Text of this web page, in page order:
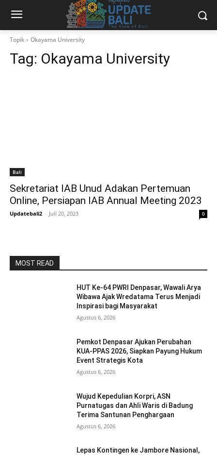
Topik Okayama University
Tag: Okayama University
Bali
Sekretariat IAB Unud Adakan Pertemuan
Online, Persiapan IAB Annual Meeting 2023
Updatebali2 - Juli 20, 2023 0
MOST READ
HUT Ke-64 PWRI Denpasar, Wawali Arya
Wibawa Ajak Wredatama Terus Menjadi
Inspirasi bagi Masyarakat
Agustus 6, 2026
Pemkot Denpasar Ajukan Perubahan
KUA-PPAS 2026, Siapkan Payung Hukum
Event Strategis Kota
Agustus 6, 2026
Wujud Kepedulian Korpri, ASN
Purnatugas dan Ahli Waris di Badung
Terima Santunan Penghargaan
Agustus 6, 2026
Lepas Kontingen ke Jambore Nasional,